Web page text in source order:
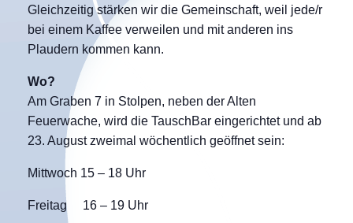
Gleichzeitig stärken wir die Gemeinschaft, weil jede/r
bei einem Kaffee verweilen und mit anderen ins
Plaudern kommen kann.
Wo?
Am Graben 7 in Stolpen, neben der Alten
Feuerwache, wird die TauschBar eingerichtet und ab
23. August zweimal wöchentlich geöffnet sein:
Mittwoch 15 – 18 Uhr
Freitag 16 – 19 Uhr